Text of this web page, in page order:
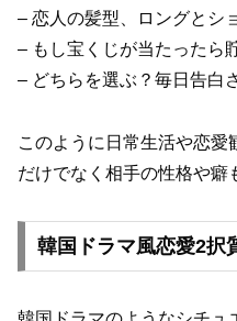
– 恋人の髪型、ロングとシ
– もし宝くじが当たったら
– どちらを選ぶ？毎日告白
このように日常生活や恋愛
だけでなく相手の性格や癖
韓国ドラマ風恋愛2択